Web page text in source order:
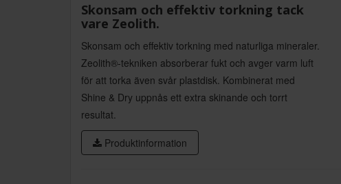
Skonsam och effektiv torkning tack
vare Zeolith.
Skonsam och effektiv torkning med naturliga mineraler.
Zeolith®-tekniken absorberar fukt och avger varm luft
för att torka även svår plastdisk. Kombinerat med
Shine & Dry uppnås ett extra skinande och torrt
resultat.
Produktinformation